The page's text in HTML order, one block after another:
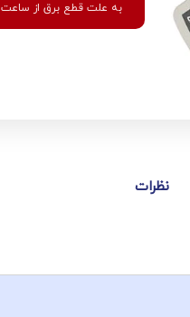
به علت قطع برق از ساعت 14 تا 16 با شماره موبایل همکاران بخش فروش تماس بگیرید.
نظرات